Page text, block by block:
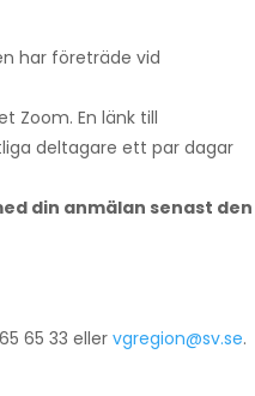
har företräde vid
Zoom. En länk till
deltagare ett par dagar
din anmälan senast den
65 33 eller vgregion@sv.se.